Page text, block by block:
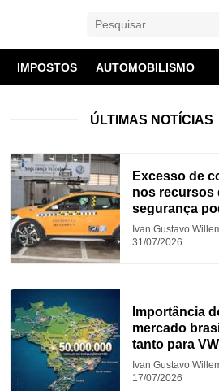
IMPOSTOS AUTOMOBILISMO
ÚLTIMAS NOTÍCIAS
Excesso de
nos recursos
segurança
aumentar
Ivan Gustavo
31/07/2026
Importância
mercado
tanto para
para Fiat
Ivan Gustavo
17/07/2026